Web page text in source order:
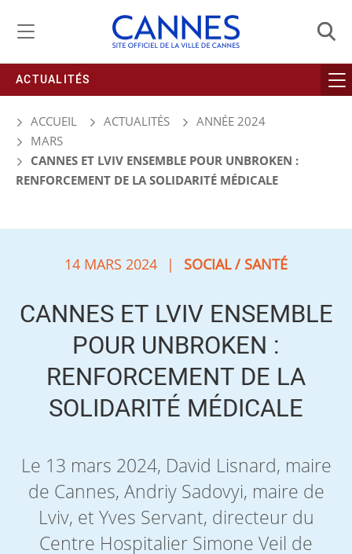
ACTUALITÉS
ACCUEIL ACTUALITÉS
ANNÉE 2024
MARS
CANNES ET LVIV ENSEMBLE POUR UNBROKEN :
RENFORCEMENT DE LA SOLIDARITÉ MÉDICALE
14 MARS 2024 | SOCIAL / SANTÉ
CANNES ET LVIV ENSEMBLE
POUR UNBROKEN :
RENFORCEMENT DE LA
SOLIDARITÉ MÉDICALE
Le 13 mars 2024, David Lisnard, maire
de Cannes, Andriy Sadovyi, maire de
Lviv, et Yves Servant, directeur du
Centre Hospitalier Simone Veil de